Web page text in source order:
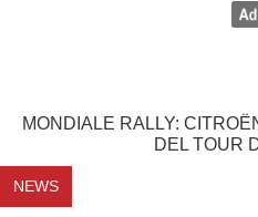
MONDIALE RALLY:
DEL TOUR
NEWS